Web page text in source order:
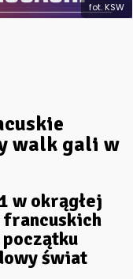
fot. KSW
walk gali w
w okrągłej
świat